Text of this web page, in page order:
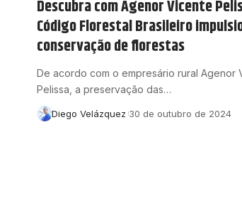
Descubra com Agenor Vicente
Código Florestal Brasileiro
conservação de florestas
De acordo com o empresário rural Agenor
Pelissa, a preservação das…
Diego Velázquez 30 de outubro de 2024